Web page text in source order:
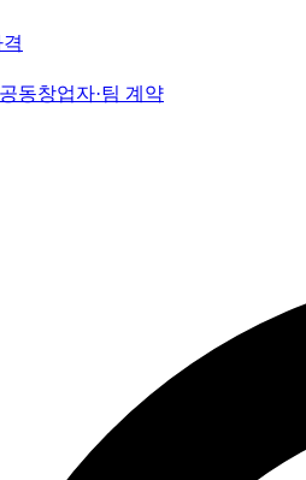
공동창업자·팀 계약